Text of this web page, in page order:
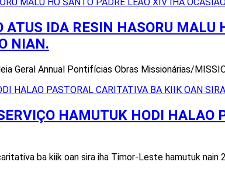
IDA RESIN HASORU MALU
NIAN.
Geral Annual Pontifícias Obras Missionárias/
HAMUTUK HODI HALAO
ba kiik oan sira iha Timor-Leste hamutuk nain